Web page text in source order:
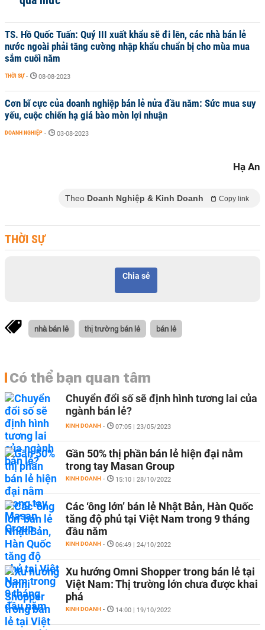
TS. Hồ Quốc Tuấn: Quý III xuất khẩu sẽ đi lên, các nhà bán lẻ
nước ngoài phải tăng cường nhập khẩu chuẩn bị cho mùa mua
sắm cuối năm
THỜI SỰ - 08-08-2023
Cơn bĩ cực của doanh nghiệp bán lẻ nửa đầu năm: Sức mua suy
yếu, cuộc chiến hạ giá bào mòn lợi nhuận
DOANH NGHIỆP - 03-08-2023
Hạ An
Theo Doanh Nghiệp & Kinh Doanh Copy link
THỜI SỰ
Chia sẻ
nhà bán lẻ thị trường bán lẻ bán lẻ
Có thể bạn quan tâm
Chuyển đổi số sẽ định hình tương lai của
ngành bán lẻ?
KINH DOANH - 07:05 | 23/05/2023
Gần 50% thị phần bán lẻ hiện đại nằm
trong tay Masan Group
KINH DOANH - 15:10 | 28/10/2022
Các ‘ông lớn’ bán lẻ Nhật Bản, Hàn Quốc
tăng độ phủ tại Việt Nam trong 9 tháng
đầu năm
KINH DOANH - 06:49 | 24/10/2022
Xu hướng Omni Shopper trong bán lẻ tại
Việt Nam: Thị trường lớn chưa được khai
phá
KINH DOANH - 14:00 | 19/10/2022